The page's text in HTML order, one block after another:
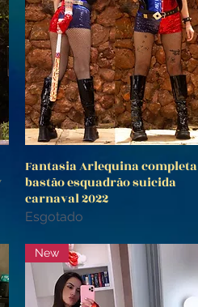
Visualização rápida
Fantasia Arlequina completa
bastão esquadrão suicida
carnaval 2022
Esgotado
New